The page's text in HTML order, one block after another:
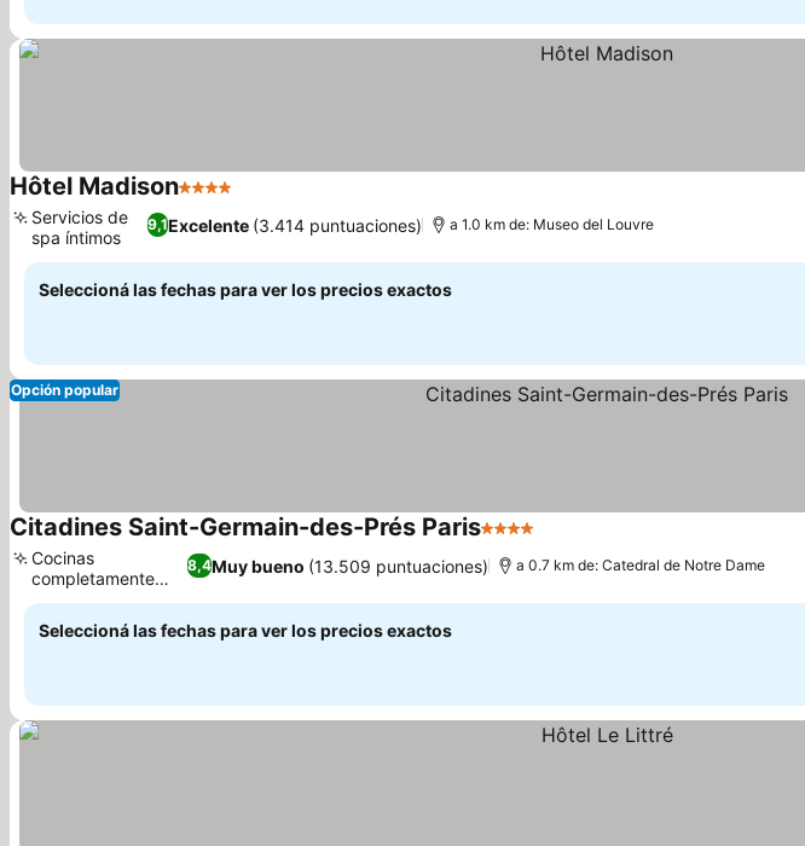
Hôtel Madison4 Estrellas
9,1Excelente (3.414 puntuaciones)
Servicios de
spa íntimos
a 1.0 km de: Museo del Louvre
Seleccioná las fechas para ver los precios exactos
Opción popular
Citadines Saint-Germain-des-Prés Paris4 Estrellas
8,4Muy bueno (13.509 puntuaciones)
Cocinas
completamente
equipadas
a 0.7 km de: Catedral de Notre Dame
Seleccioná las fechas para ver los precios exactos